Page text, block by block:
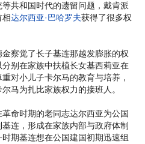
共和国时代的遗留问题，戴肯派
相达尔西亚·巴哈罗夫获得了很多权
察觉了长子基连那越发膨胀的权
别在家族中扶植长女基西莉亚在
对小儿子卡尔马的教育与培养，
马为扎比家族权力的接班人。
命时期的老同志达尔西亚为公国
连，形成在家族内部与政府体制
期基连想在公国建国初期迅速组